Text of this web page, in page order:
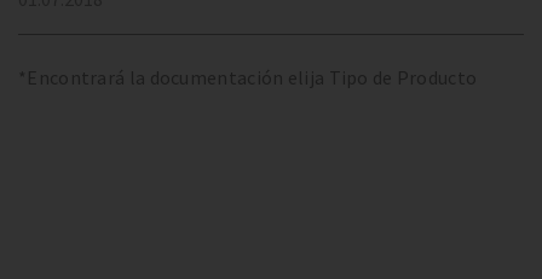
*Encontrará la documentación elija Tipo de Producto